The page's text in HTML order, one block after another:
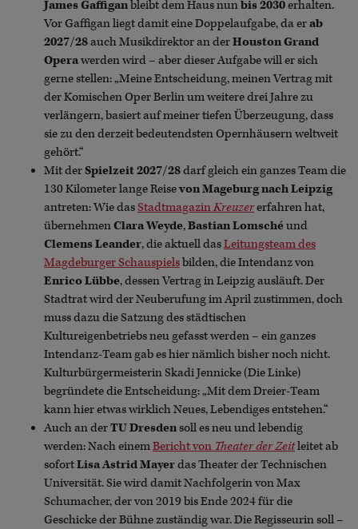
James Gaffiganbleibt dem Haus nunbis 2030erhalten.
Vor Gaffigan liegt damit eine Doppelaufgabe, da erab
2027/28auch Musikdirektor an derHouston Grand
Operawerden wird – aber dieser Aufgabe will er sich
gerne stellen: „Meine Entscheidung, meinen Vertrag mit
der Komischen Oper Berlin um weitere drei Jahre zu
verlängern, basiert auf meiner tiefen Überzeugung, dass
sie zu den derzeit bedeutendsten Opernhäusern weltweit
gehört.“
Mit derSpielzeit 2027/28darf gleich ein ganzes Team die
130 Kilometer lange Reisevon Mageburg nachLeipzig
antreten: Wie dasStadtmagazinKreuzererfahren hat,
übernehmenClara Weyde,Bastian Lomschéund
Clemens Leander, die aktuell dasLeitungsteam des
Magdeburger Schauspielsbilden, die Intendanz von
Enrico Lübbe, dessen Vertrag in Leipzig ausläuft. Der
Stadtrat wird der Neuberufung im April zustimmen, doch
muss dazu die Satzung des städtischen
Kultureigenbetriebs neu gefasst werden – ein ganzes
Intendanz-Team gab es hier nämlich bisher noch nicht.
Kulturbürgermeisterin Skadi Jennicke (Die Linke)
begründete die Entscheidung: „Mit dem Dreier-Team
kann hier etwas wirklich Neues, Lebendiges entstehen.“
Auch an derTU Dresdensoll es neu und lebendig
werden: Nach einemBericht von Theater der Zeitleitet ab
sofortLisa Astrid Mayerdas Theater der Technischen
Universität. Sie wird damit Nachfolgerin von Max
Schumacher, der von 2019 bis Ende 2024 für die
Geschicke der Bühne zuständig war. Die Regisseurin soll –